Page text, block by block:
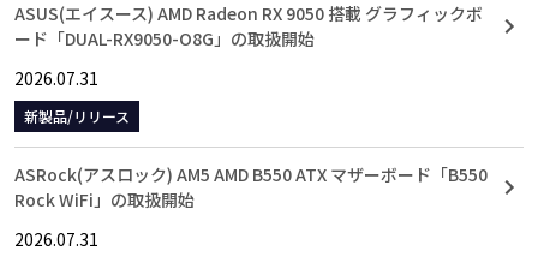
ASUS(エイスース) AMD Radeon RX 9050 搭載 グラフィックボ
ード「DUAL-RX9050-O8G」の取扱開始
2026.07.31
新製品/リリース
ASRock(アスロック) AM5 AMD B550 ATX マザーボード「B550
Rock WiFi」の取扱開始
2026.07.31